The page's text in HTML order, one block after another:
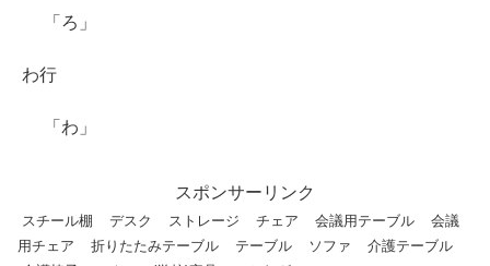
「ろ」
わ行
「わ」
スポンサーリンク
スチール棚 デスク ストレージ チェア 会議用テーブル
会議
用チェア
折りたたみテーブル テーブル ソファ
介護テーブル